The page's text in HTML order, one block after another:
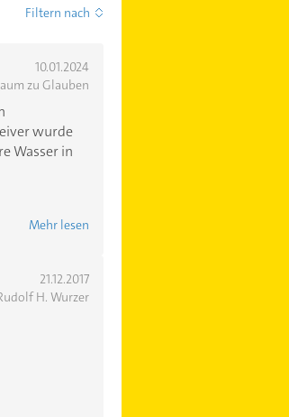
Filtern nach
10.01.2024
zu Glauben
wurde
Wasser in
Mehr lesen
21.12.2017
H. Wurzer